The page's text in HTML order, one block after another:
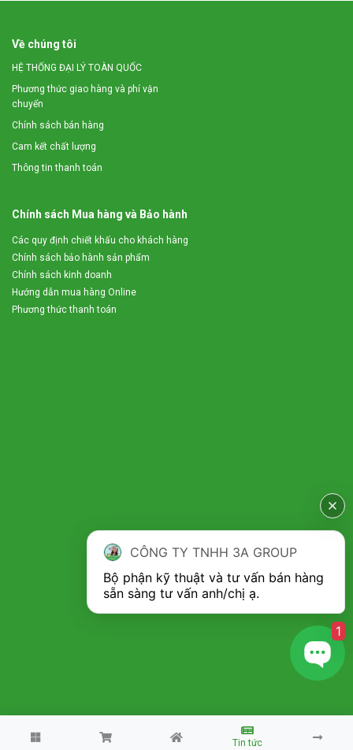
Về chúng tôi
HỆ THỐNG ĐẠI LÝ TOÀN QUỐC
Phương thức giao hàng và phí vận
chuyển
Chính sách bán hàng
Cam kết chất lượng
Thông tin thanh toán
Chính sách Mua hàng và Bảo hành
Các quy định chiết khấu cho khách hàng
Chính sách bảo hành sản phẩm
Chính sách kinh doanh
Hướng dẫn mua hàng Online
Phương thức thanh toán
Copyright 2026 ©Máy nhà nông 3A
Tin tức
CÔNG TY TNHH 3A GROUP
Bộ phận kỹ thuật và tư vấn bán hàng
1